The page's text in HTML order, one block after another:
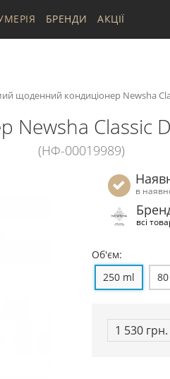
БРЕНДИ АКЦІЇ
щоденний кондиціонер Newsha
Classic
(НФ-00019989)
в
всі
Об'єм:
250 ml
1 530 грн.